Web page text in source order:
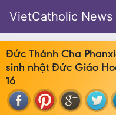
VietCatholic News
Đức Thánh Cha
sinh nhật Đức Giáo
16